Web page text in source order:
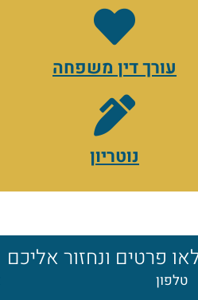
עורך דין משפחה
נוטריון
פרטים ונחזור אליכם
טלפון